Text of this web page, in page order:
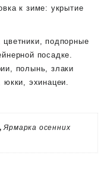
к зиме: укрытие
подпорные
посадке.
полынь, злаки
эхинацеи.
,Ярмарка осенних